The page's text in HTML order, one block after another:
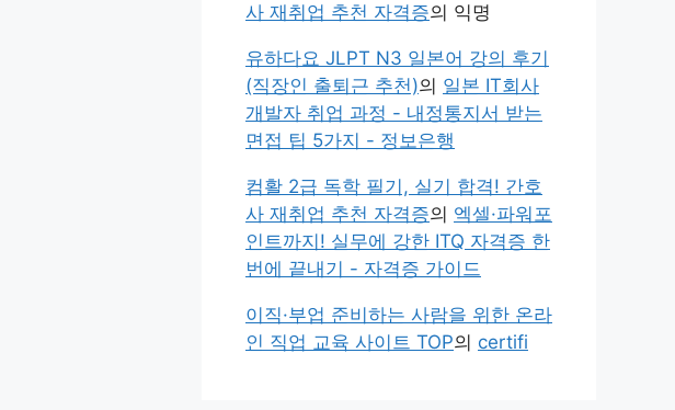
사 재취업 추천 자격증의 익명
유하다요 JLPT N3 일본어 강의 후기
(직장인 출퇴근 추천)의 일본 IT회사
개발자 취업 과정 - 내정통지서 받는
면접 팁 5가지 - 정보은행
컴활 2급 독학 필기, 실기 합격! 간호
사 재취업 추천 자격증의 엑셀·파워포
인트까지! 실무에 강한 ITQ 자격증 한
번에 끝내기 - 자격증 가이드
이직·부업 준비하는 사람을 위한 온라
인 직업 교육 사이트 TOP의 certifi